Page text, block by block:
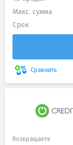
Макс. сумма
Срок
Сравнить
Возвращаете